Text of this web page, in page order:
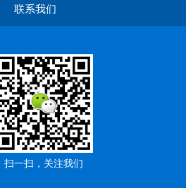
联系我们
扫一扫，关注我们